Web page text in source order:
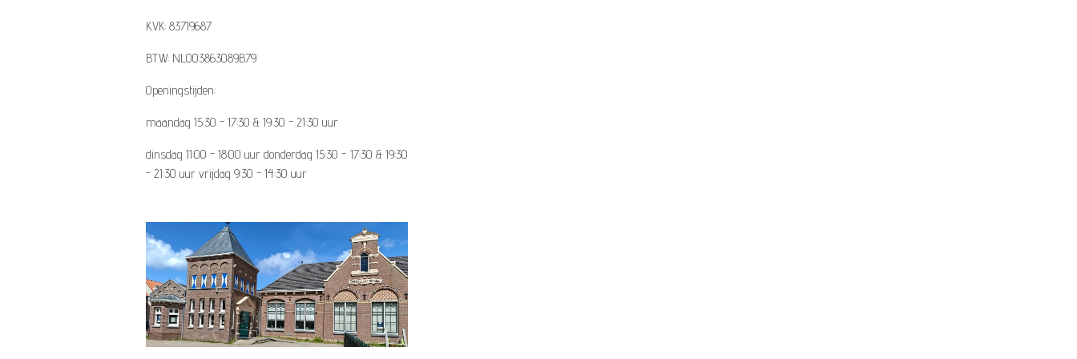
KVK: 83719687
BTW: NL003863089B79
Openingstijden:
maandag 15:30 - 17:30 & 19:30 - 21:30 uur
dinsdag 11:00 - 18:00 uur donderdag 15:30 - 17:30 & 19:30
- 21:30 uur vrijdag 9:30 - 14:30 uur